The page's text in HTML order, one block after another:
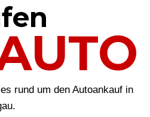
rund um den Autoankauf in